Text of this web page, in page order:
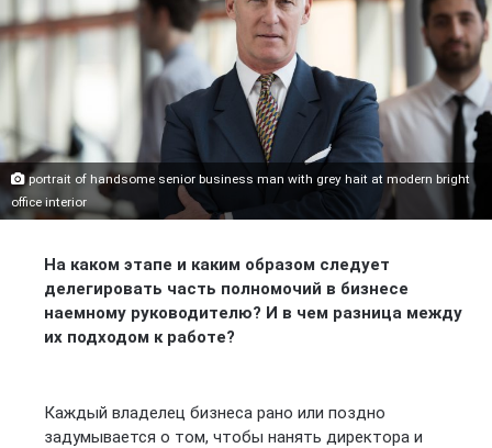
portrait of handsome senior business man with grey hait at modern bright
office interior
На каком этапе и каким образом следует
делегировать часть полномочий в бизнесе
наемному руководителю? И в чем разница между
их подходом к работе?
Каждый владелец бизнеса рано или поздно
задумывается о том, чтобы нанять директора и